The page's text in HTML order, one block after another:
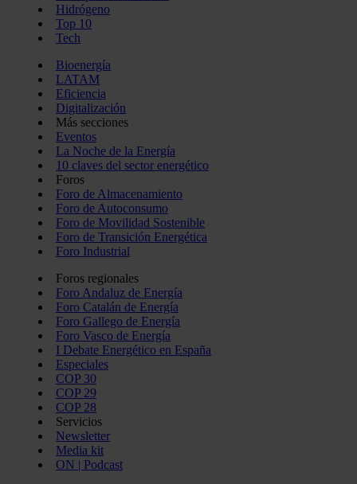
Hidrógeno
Top 10
Tech
Bioenergía
LATAM
Eficiencia
Digitalización
Más secciones
Eventos
La Noche de la Energía
10 claves del sector energético
Foros
Foro de Almacenamiento
Foro de Autoconsumo
Foro de Movilidad Sostenible
Foro de Transición Energética
Foro Industrial
Foros regionales
Foro Andaluz de Energía
Foro Catalán de Energía
Foro Gallego de Energía
Foro Vasco de Energía
I Debate Energético en España
Especiales
COP 30
COP 29
COP 28
Servicios
Newsletter
Media kit
ON | Podcast